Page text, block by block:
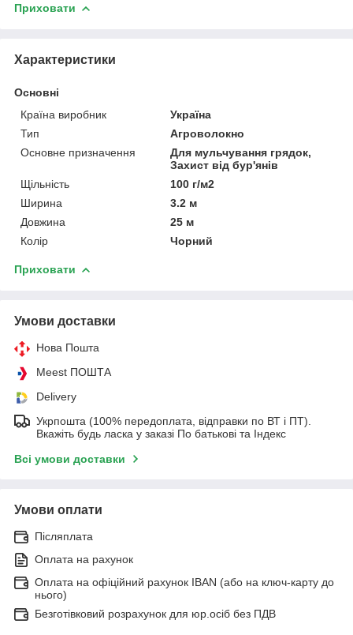
Приховати
Характеристики
Основні
Країна виробник
Україна
Тип
Агроволокно
Основне призначення
Для мульчування грядок,
Захист від бур'янів
Щільність
100 г/м2
Ширина
3.2 м
Довжина
25 м
Колір
Чорний
Приховати
Умови доставки
Нова Пошта
Meest ПОШТА
Delivery
Укрпошта (100% передоплата, відправки по ВТ і ПТ).
Вкажіть будь ласка у заказі По батькові та Індекс
Всі умови доставки
Умови оплати
Післяплата
Оплата на рахунок
Оплата на офіційний рахунок IBAN (або на ключ-карту до
нього)
Безготівковий розрахунок для юр.осіб без ПДВ